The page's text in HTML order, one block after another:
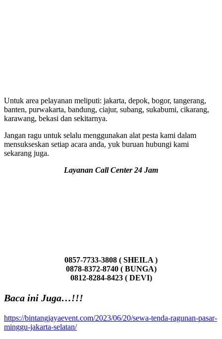
Untuk area pelayanan meliputi: jakarta, depok, bogor, tangerang,
banten, purwakarta, bandung, ciajur, subang, sukabumi, cikarang,
karawang, bekasi dan sekitarnya.
Jangan ragu untuk selalu menggunakan alat pesta kami dalam
mensukseskan setiap acara anda, yuk buruan hubungi kami
sekarang juga.
Layanan Call Center 24 Jam
0857-7733-3808 ( SHEILA )
0878-8372-8740 ( BUNGA)
0812-8284-8423 ( DEVI)
Baca ini Juga…!!!
https://bintangjayaevent.com/2023/06/20/sewa-tenda-ragunan-pasar-
minggu-jakarta-selatan/